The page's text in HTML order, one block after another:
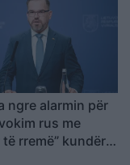
ngre alarmin për
rus me
të rremë” kundër